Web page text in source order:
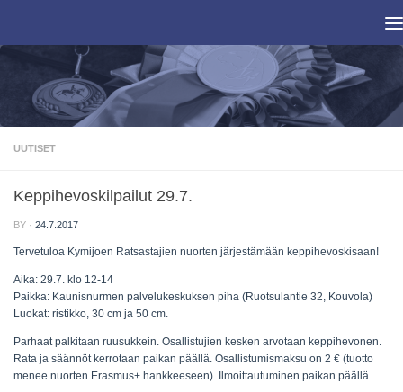
UUTISET
Keppihevoskilpailut 29.7.
BY · 24.7.2017
Tervetuloa Kymijoen Ratsastajien nuorten järjestämään keppihevoskisaan!
Aika: 29.7. klo 12-14
Paikka: Kaunisnurmen palvelukeskuksen piha (Ruotsulantie 32, Kouvola)
Luokat: ristikko, 30 cm ja 50 cm.
Parhaat palkitaan ruusukkein. Osallistujien kesken arvotaan keppihevonen.
Rata ja säännöt kerrotaan paikan päällä. Osallistumismaksu on 2 € (tuotto
menee nuorten Erasmus+ hankkeeseen). Ilmoittautuminen paikan päällä.